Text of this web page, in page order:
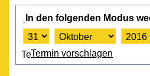
In den folgenden Modus
Termin vorschlagen